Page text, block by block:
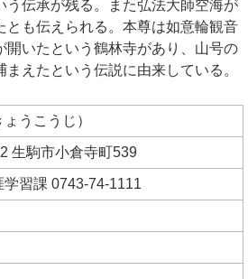
う伝承が残る。また弘法大師空海が
とも伝えられる。本尊は如意輪観音
開いたという鶴林寺があり、山号の
えたという伝説に由来している。
うこうじ）
生駒市小倉寺町539
学習課 0743-74-1111